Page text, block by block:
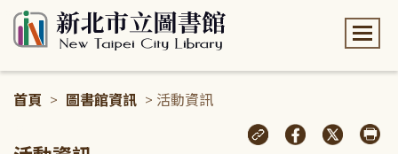
首頁 > 圖書館資訊 > 活動資訊